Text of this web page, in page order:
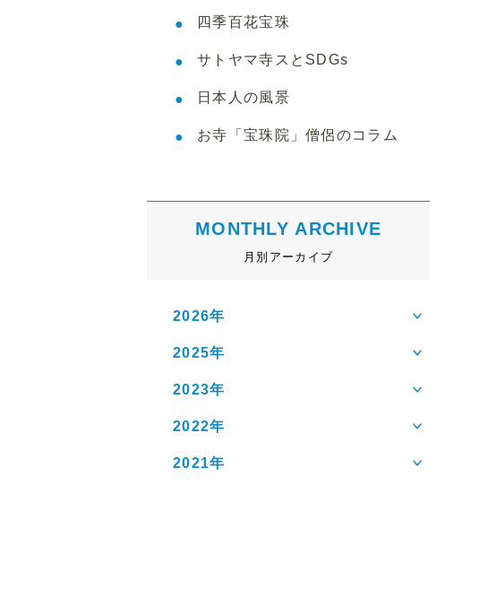
四季百花宝珠
サトヤマ寺スとSDGs
日本人の風景
お寺「宝珠院」僧侶のコラム
MONTHLY ARCHIVE
月別アーカイブ
2026年
2025年
2023年
2022年
2021年